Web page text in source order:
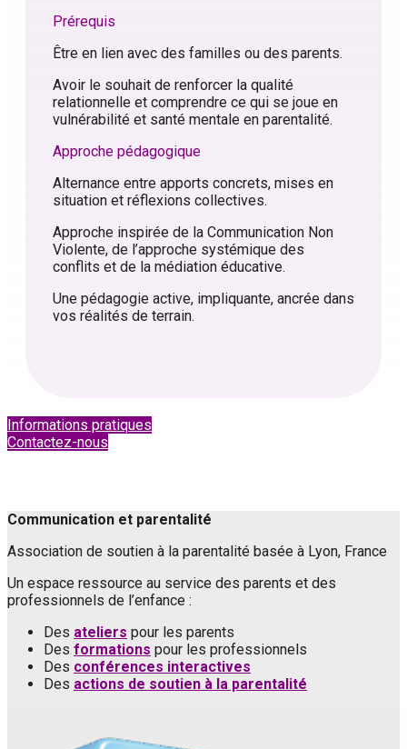
Prérequis
Être en lien avec des familles ou des parents.
Avoir le souhait de renforcer la qualité
relationnelle et comprendre ce qui se joue en
vulnérabilité et santé mentale en parentalité.
Approche pédagogique
Alternance entre apports concrets, mises en
situation et réflexions collectives.
Approche inspirée de la Communication Non
Violente, de l’approche systémique des
conflits et de la médiation éducative.
Une pédagogie active, impliquante, ancrée dans
vos réalités de terrain.
Informations pratiques
Contactez-nous
Communication et parentalité
Association de soutien à la parentalité basée à Lyon, France
Un espace ressource au service des parents et des
professionnels de l’enfance :
Des ateliers pour les parents
Des formations pour les professionnels
Des conférences interactives
Des actions de soutien à la parentalité